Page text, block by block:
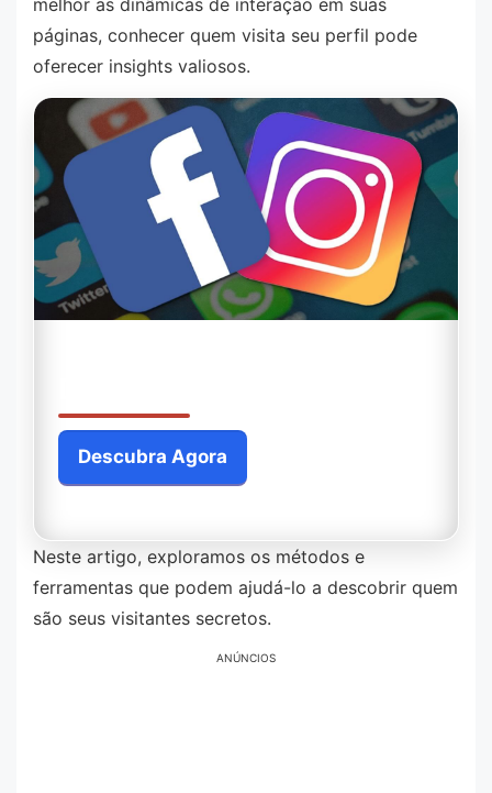
melhor as dinâmicas de interação em suas
páginas, conhecer quem visita seu perfil pode
oferecer insights valiosos.
Descubra Agora
Neste artigo, exploramos os métodos e
ferramentas que podem ajudá-lo a descobrir quem
são seus visitantes secretos.
ANÚNCIOS